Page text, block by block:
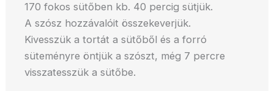
170 fokos sütőben kb. 40 percig sütjük.
A szósz hozzávalóit összekeverjük.
Kivesszük a tortát a sütőből és a forró
süteményre öntjük a szószt, még 7 percre
visszatesszük a sütőbe.